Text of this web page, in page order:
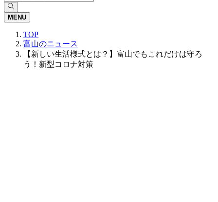
MENU
TOP
富山のニュース
【新しい生活様式とは？】富山でもこれだけは守ろ
う！新型コロナ対策